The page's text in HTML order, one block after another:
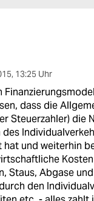
, 13:25 Uhr
dass die
Steuerzahler) die
des
hat und weiterhin
Staus, Abgase
den